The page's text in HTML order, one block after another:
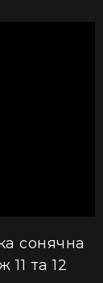
сонячна
та 12